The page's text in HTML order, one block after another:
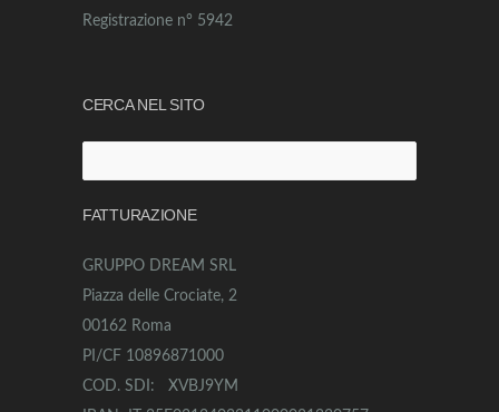
Registrazione n° 5942
CERCA NEL SITO
per:
FATTURAZIONE
GRUPPO DREAM SRL
Piazza delle Crociate, 2
00162 Roma
PI/CF 10896871000
COD. SDI: XVBJ9YM